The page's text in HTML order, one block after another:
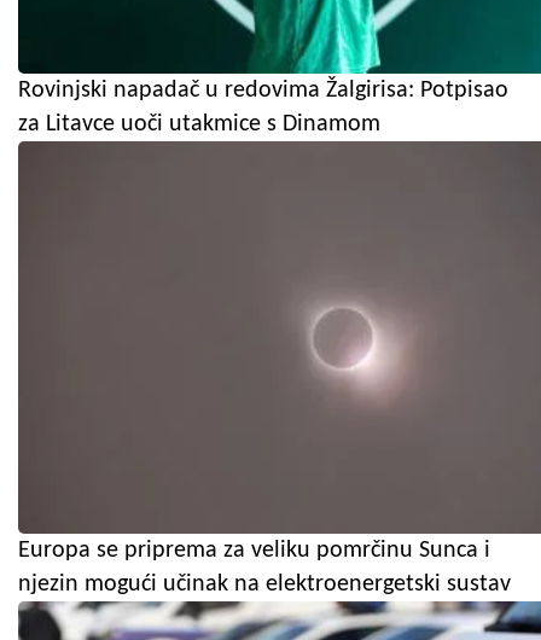
Rovinjski napadač u redovima Žalgirisa: Potpisao
za Litavce uoči utakmice s Dinamom
Europa se priprema za veliku pomrčinu Sunca i
njezin mogući učinak na elektroenergetski sustav